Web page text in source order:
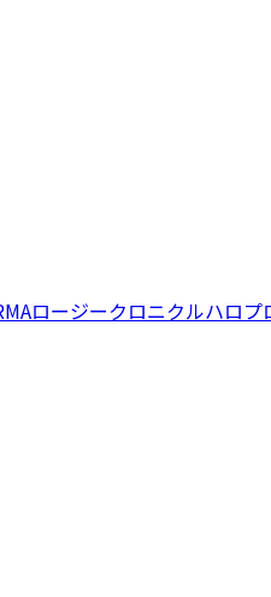
ロージークロニクルハロプ